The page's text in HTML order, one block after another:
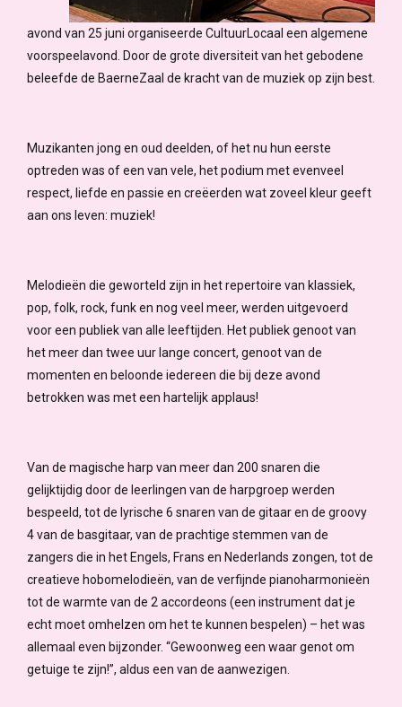
avond van 25 juni organiseerde CultuurLocaal een algemene
voorspeelavond. Door de grote diversiteit van het gebodene
beleefde de BaerneZaal de kracht van de muziek op zijn best.
Muzikanten jong en oud deelden, of het nu hun eerste
optreden was of een van vele, het podium met evenveel
respect, liefde en passie en creëerden wat zoveel kleur geeft
aan ons leven: muziek!
Melodieën die geworteld zijn in het repertoire van klassiek,
pop, folk, rock, funk en nog veel meer, werden uitgevoerd
voor een publiek van alle leeftijden. Het publiek genoot van
het meer dan twee uur lange concert, genoot van de
momenten en beloonde iedereen die bij deze avond
betrokken was met een hartelijk applaus!
Van de magische harp van meer dan 200 snaren die
gelijktijdig door de leerlingen van de harpgroep werden
bespeeld, tot de lyrische 6 snaren van de gitaar en de groovy
4 van de basgitaar, van de prachtige stemmen van de
zangers die in het Engels, Frans en Nederlands zongen, tot de
creatieve hobomelodieën, van de verfijnde pianoharmonieën
tot de warmte van de 2 accordeons (een instrument dat je
echt moet omhelzen om het te kunnen bespelen) – het was
allemaal even bijzonder. “Gewoonweg een waar genot om
getuige te zijn!”, aldus een van de aanwezigen.